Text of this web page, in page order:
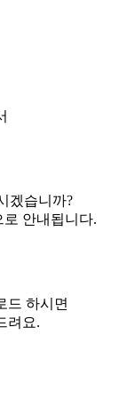
겠습니까?
안내됩니다.
드 하시면
려요.